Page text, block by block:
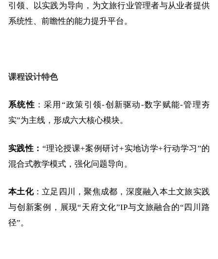
引领、以实践为导向，为文旅行业管理者与从业者提供
系统性、前瞻性的能力提升平台。
课程设计特色
系统性 ：采用“政策引领-创新驱动-数字赋能-管理夯
实”为主线， 形成六大核心模块。
实践性： “理论授课+案例研讨+实地访学+行动学习”的
混合式教学模式， 强化问题导向。
本土化：立足四川，聚焦成都，深度融入本土文旅实践
与创新案例，展现“天府文化”IP与文旅融合的“四川路
径”。